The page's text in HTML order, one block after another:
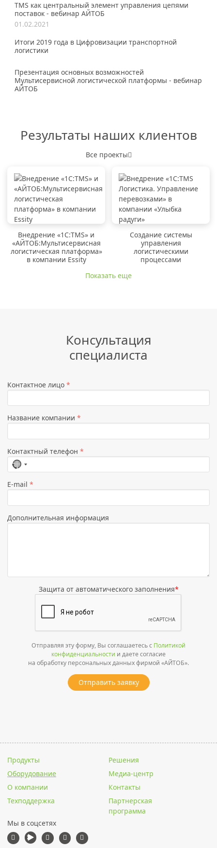
TMS как центральный элемент управления цепями
поставок - вебинар АЙТОБ
01.02.2021
Итоги 2019 года в Цифровизации транспортной
логистики
Презентация основных возможностей
Мультисервисной логистической платформы - вебинар
АЙТОБ
Результаты наших клиентов
Все проекты
Внедрение «1C:TMS» и
«АЙТОБ:Мультисервисная
логистическая платформа»
в компании Essity
Создание системы
управления
логистическими
процессами
Показать еще
Консультация
специалиста
Контактное лицо *
Название компании *
Контактный телефон *
Страна
не
выбрана
E-mail *
Дополнительная информация
Защита от автоматического заполнения*
Отправляя эту форму, Вы соглашаетесь с Политикой
конфиденциальности и даете согласие
на обработку персональных данных фирмой «АЙТОБ».
Отправить заявку
Продукты
Решения
Оборудование
Медиа-центр
О компании
Контакты
Техподдержка
Партнерская
программа
Мы в соцсетях